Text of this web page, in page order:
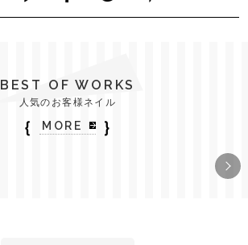
BEST OF WORKS
人気のお客様ネイル
｛ MORE ｝